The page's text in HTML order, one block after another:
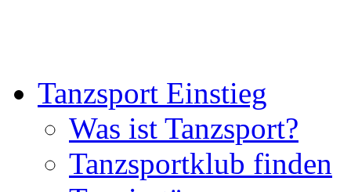
Tanzsport Einstieg
Was ist Tanzsport?
Tanzsportklub finden